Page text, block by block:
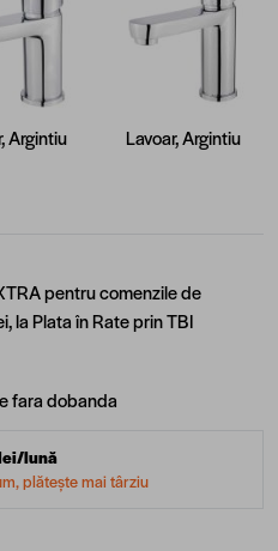
Argintiu Lavoar, Argintiu
pentru comenzile de
la Plata în Rate prin TBI
fara dobanda
lună
plătește mai târziu